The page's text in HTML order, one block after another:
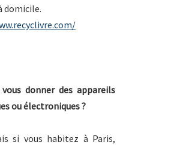
domicile.
donner des appareils
ou électroniques ?
si vous habitez à Paris,